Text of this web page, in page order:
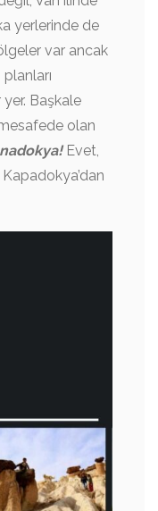
yerlerinde de
var ancak
Başkale
olan
Evet,